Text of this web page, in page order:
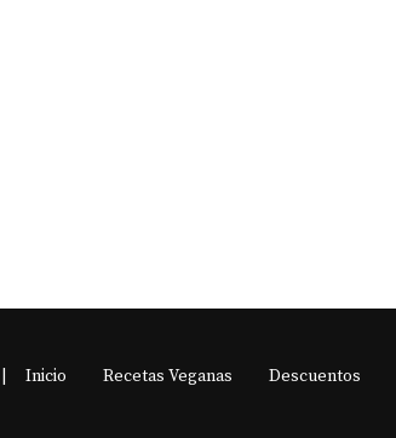
Inicio Recetas Veganas Descuentos